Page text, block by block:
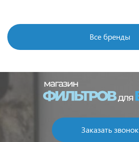
Все бренды
Заказать звонок